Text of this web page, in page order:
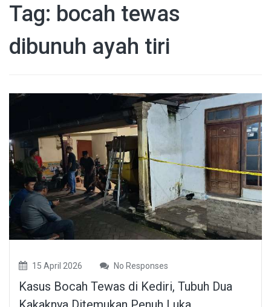
Tag: bocah tewas
dibunuh ayah tiri
15 April 2026 No Responses
Kasus Bocah Tewas di Kediri, Tubuh Dua